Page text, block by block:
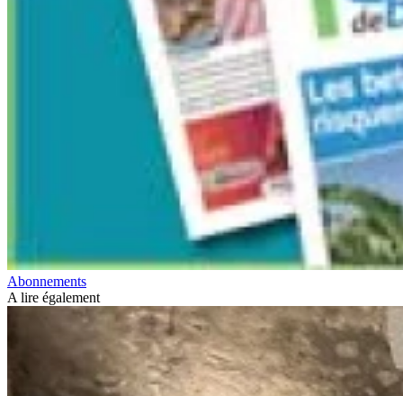
Abonnements
A lire également